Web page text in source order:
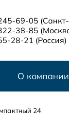
69-05
38-85
28-21 (Россия)
О компании
24